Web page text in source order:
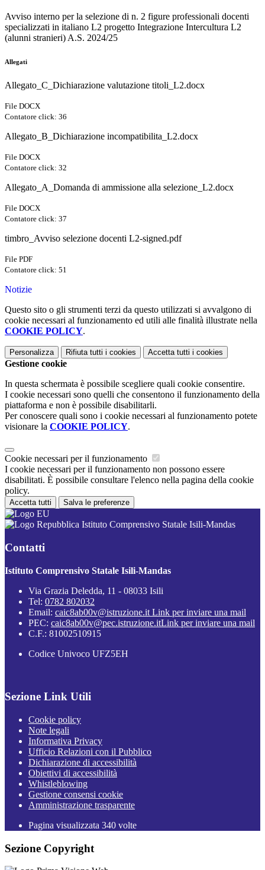
Avviso interno per la selezione di n. 2 figure professionali docenti
specializzati in italiano L2 progetto Integrazione Intercultura L2
(alunni stranieri) A.S. 2024/25
Allegati
Allegato_C_Dichiarazione valutazione titoli_L2.docx
File DOCX
Contatore click: 36
Allegato_B_Dichiarazione incompatibilita_L2.docx
File DOCX
Contatore click: 32
Allegato_A_Domanda di ammissione alla selezione_L2.docx
File DOCX
Contatore click: 37
timbro_Avviso selezione docenti L2-signed.pdf
File PDF
Contatore click: 51
Notizie
Questo sito o gli strumenti terzi da questo utilizzati si avvalgono di
cookie necessari al funzionamento ed utili alle finalità illustrate nella
COOKIE POLICY.
Personalizza Rifiuta tutti i cookies Accetta tutti i cookies
Gestione cookie
In questa schermata è possibile scegliere quali cookie consentire.
I cookie necessari sono quelli che consentono il funzionamento della
piattaforma e non è possibile disabilitarli.
Per conoscere quali sono i cookie necessari al funzionamento potete
visionare la COOKIE POLICY.
Cookie necessari per il funzionamento
I cookie necessari per il funzionamento non possono essere
disabilitati. È possibile consultare l'elenco nella pagina della cookie
policy.
Accetta tutti Salva le preferenze
Istituto Comprensivo Statale Isili-Mandas
Contatti
Istituto Comprensivo Statale Isili-Mandas
Via Grazia Deledda, 11 - 08033 Isili
Tel: 0782 802032
Email: caic8ab00v@istruzione.it Link per inviare una mail
PEC: caic8ab00v@pec.istruzione.itLink per inviare una mail
C.F.: 81002510915
Codice Univoco UFZ5EH
Sezione Link Utili
Cookie policy
Note legali
Informativa Privacy
Ufficio Relazioni con il Pubblico
Dichiarazione di accessibilità
Obiettivi di accessibilità
Whistleblowing
Gestione consensi cookie
Amministrazione trasparente
Pagina visualizzata 340 volte
Sezione Copyright